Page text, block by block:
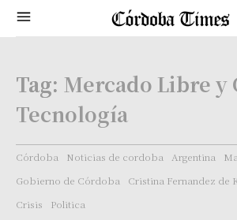
Tag: Mercado Libre y
Tecnología
Córdoba Noticias de cordoba Argentina
Gobierno de Córdoba
Cristina Fernandez de
Crisis
Politica